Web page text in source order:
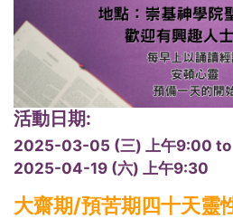
活動日期:
2025-03-05 (三) 上午9:00 to
2025-04-19 (六) 上午9:30
大齋期/預苦期四十天靈